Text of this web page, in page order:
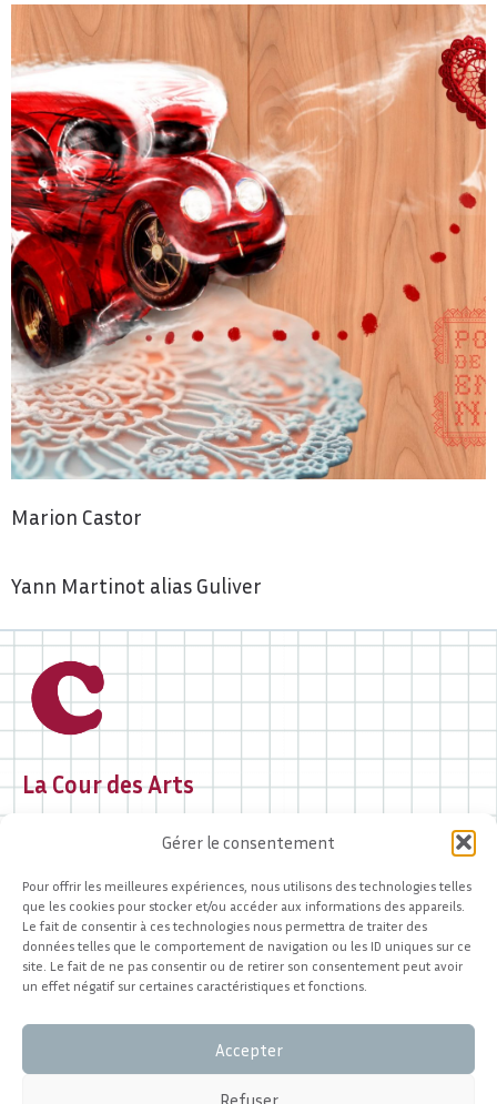
Gérer le consentement
Pour offrir les meilleures expériences, nous utilisons des technologies telles
que les cookies pour stocker et/ou accéder aux informations des appareils.
Le fait de consentir à ces technologies nous permettra de traiter des
données telles que le comportement de navigation ou les ID uniques sur ce
site. Le fait de ne pas consentir ou de retirer son consentement peut avoir
un effet négatif sur certaines caractéristiques et fonctions.
Accepter
Refuser
Marion Castor
Yann Martinot alias Guliver
La Cour des Arts
05 44 40 97 37
contact@lacourdesarts.org
Accueil du public
et renseignements :
Du mardi au samedi
de 12h à 18h